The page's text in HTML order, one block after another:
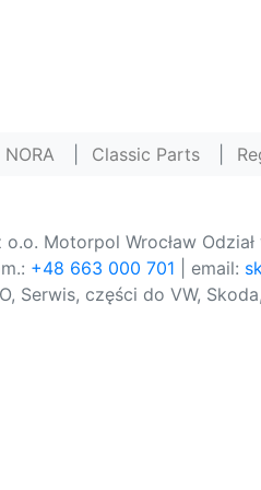
Classic Parts
Motorpol Wrocław
+48 663 000 701 | email:
Serwis, części do VW,